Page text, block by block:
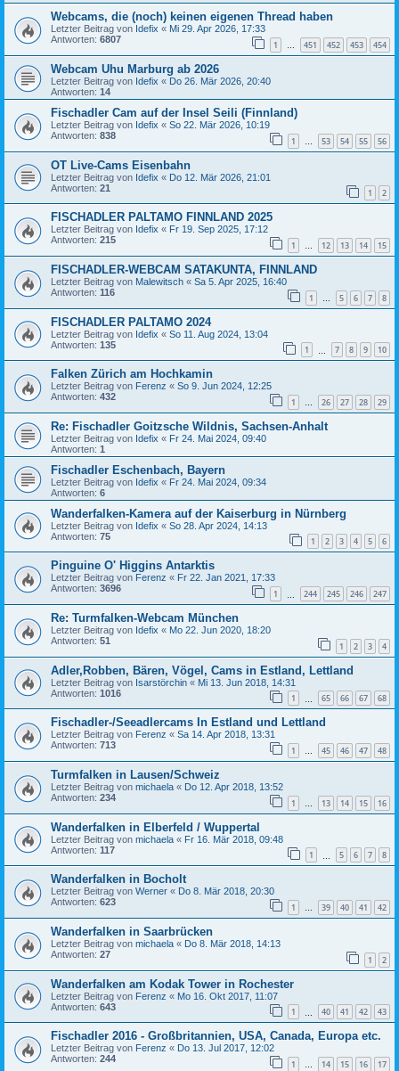
Webcams, die (noch) keinen eigenen Thread haben
Letzter Beitrag von Idefix « Mi 29. Apr 2026, 17:33
Antworten: 6807 1 … 451 452 453 454
Webcam Uhu Marburg ab 2026
Letzter Beitrag von Idefix « Do 26. Mär 2026, 20:40
Antworten: 14
Fischadler Cam auf der Insel Seili (Finnland)
Letzter Beitrag von Idefix « So 22. Mär 2026, 10:19
Antworten: 838 1 … 53 54 55 56
OT Live-Cams Eisenbahn
Letzter Beitrag von Idefix « Do 12. Mär 2026, 21:01
Antworten: 21 1 2
FISCHADLER PALTAMO FINNLAND 2025
Letzter Beitrag von Idefix « Fr 19. Sep 2025, 17:12
Antworten: 215 1 … 12 13 14 15
FISCHADLER-WEBCAM SATAKUNTA, FINNLAND
Letzter Beitrag von Malewitsch « Sa 5. Apr 2025, 16:40
Antworten: 116 1 … 5 6 7 8
FISCHADLER PALTAMO 2024
Letzter Beitrag von Idefix « So 11. Aug 2024, 13:04
Antworten: 135 1 7 8 9 10
Falken Zürich am Hochkamin
Letzter Beitrag von Ferenz « So 9. Jun 2024, 12:25
Antworten: 432 1 … 26 27 28 29
Re: Fischadler Goitzsche Wildnis, Sachsen-Anhalt
Letzter Beitrag von Idefix « Fr 24. Mai 2024, 09:40
Antworten: 1
Fischadler Eschenbach, Bayern
Letzter Beitrag von Idefix « Fr 24. Mai 2024, 09:34
Antworten: 6
Wanderfalken-Kamera auf der Kaiserburg in Nürnberg
Letzter Beitrag von Idefix « So 28. Apr 2024, 14:13
Antworten: 75 1 2 3 4 5 6
Pinguine O' Higgins Antarktis
Letzter Beitrag von Ferenz « Fr 22. Jan 2021, 17:33
Antworten: 3696 1 244 245 246 247
Re: Turmfalken-Webcam München
Letzter Beitrag von Idefix « Mo 22. Jun 2020, 18:20
Antworten: 51 1 2 3 4
Adler,Robben, Bären, Vögel, Cams in Estland, Lettland
Letzter Beitrag von Isarstörchin « Mi 13. Jun 2018, 14:31
Antworten: 1016 1 65 66 67 68
Fischadler-/Seeadlercams In Estland und Lettland
Letzter Beitrag von Ferenz « Sa 14. Apr 2018, 13:31
Antworten: 713 1 … 45 46 47 48
Turmfalken in Lausen/Schweiz
Letzter Beitrag von michaela « Do 12. Apr 2018, 13:52
Antworten: 234 1 … 13 14 15 16
Wanderfalken in Elberfeld / Wuppertal
Letzter Beitrag von michaela « Fr 16. Mär 2018, 09:48
Antworten: 117 1 5 6 7 8
Wanderfalken in Bocholt
Letzter Beitrag von Werner « Do 8. Mär 2018, 20:30
Antworten: 623 1 … 39 40 41 42
Wanderfalken in Saarbrücken
Letzter Beitrag von michaela « Do 8. Mär 2018, 14:13
Antworten: 27 1 2
Wanderfalken am Kodak Tower in Rochester
Letzter Beitrag von Ferenz « Mo 16. Okt 2017, 11:07
Antworten: 643 1 40 41 42 43
Fischadler 2016 - Großbritannien, USA, Canada, Europa etc.
Letzter Beitrag von Ferenz « Do 13. Jul 2017, 12:02
Antworten: 244 1 … 14 15 16 17